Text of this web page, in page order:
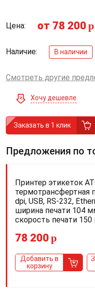
Цена: от 78 200 p
Наличие: В наличии
Смотреть другие
Хочу дешевле
Заказать в 1 клик
Предложения по
Принтер этикеток
термотрансфертная
dpi, USB, RS-232,
ширина печати 104
скорость печати
78 200 p
Добавить в
корзину